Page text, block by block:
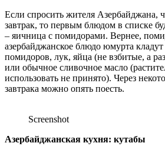
Если спросить жителя Азербайджана,
завтрак, то первым блюдом в списке
– яичница с помидорами. Вернее,
азербайджанское блюдо юмурта
помидоров, лук, яйца (не взбитые, а
или обычное сливочное масло
использовать не принято). Через
завтрака можно опять поесть.
Screenshot
Азербайджанская кухня: кутабы